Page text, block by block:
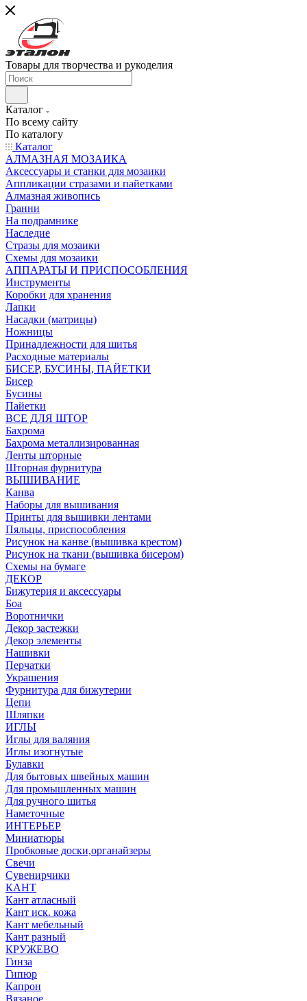
Товары для творчества и рукоделия
Каталог
По всему сайту
По каталогу
Каталог
АЛМАЗНАЯ МОЗАИКА
Аксессуары и станки для мозаики
Аппликации стразами и пайетками
Алмазная живопись
Гранни
На подрамнике
Наследие
Стразы для мозаики
Схемы для мозаики
АППАРАТЫ И ПРИСПОСОБЛЕНИЯ
Инструменты
Коробки для хранения
Лапки
Насадки (матрицы)
Ножницы
Принадлежности для шитья
Расходные материалы
БИСЕР, БУСИНЫ, ПАЙЕТКИ
Бисер
Бусины
Пайетки
ВСЕ ДЛЯ ШТОР
Бахрома
Бахрома металлизированная
Ленты шторные
Шторная фурнитура
ВЫШИВАНИЕ
Канва
Наборы для вышивания
Принты для вышивки лентами
Пяльцы, приспособления
Рисунок на канве (вышивка крестом)
Рисунок на ткани (вышивка бисером)
Схемы на бумаге
ДЕКОР
Бижутерия и аксессуары
Боа
Воротнички
Декор застежки
Декор элементы
Нашивки
Перчатки
Украшения
Фурнитура для бижутерии
Цепи
Шляпки
ИГЛЫ
Иглы для валяния
Иглы изогнутые
Булавки
Для бытовых швейных машин
Для промышленных машин
Для ручного шитья
Наметочные
ИНТЕРЬЕР
Миниатюры
Пробковые доски,органайзеры
Свечи
Сувенирчики
КАНТ
Кант атласный
Кант иск. кожа
Кант мебельный
Кант разный
КРУЖЕВО
Гинза
Гипюр
Капрон
Вязаное